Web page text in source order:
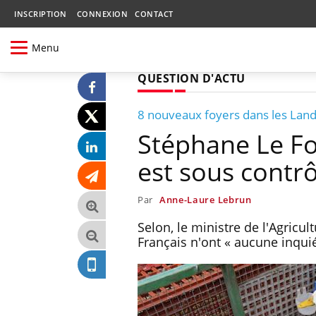
INSCRIPTION CONNEXION CONTACT
Menu
QUESTION D'ACTU
8 nouveaux foyers dans les
Stéphane Le
est sous
Par Anne-Laure Lebrun
Selon, le ministre de
Français n'ont « aucune